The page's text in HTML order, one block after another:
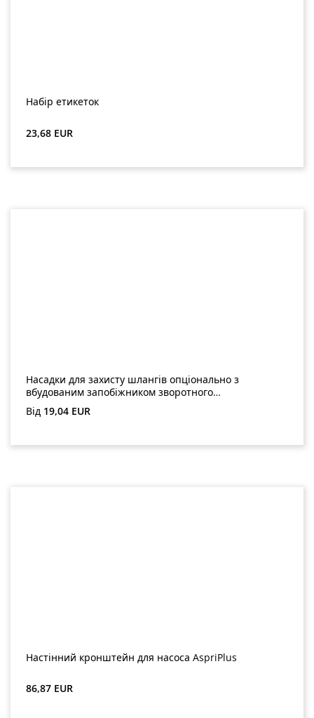
Набір етикеток
Звичайна ціна:
23,68 EUR
Насадки для захисту шлангів опціонально з
вбудованим запобіжником зворотного
потоку
Звичайна ціна:
Від 19,04 EUR
Настінний кронштейн для насоса AspriPlus
Звичайна ціна:
86,87 EUR